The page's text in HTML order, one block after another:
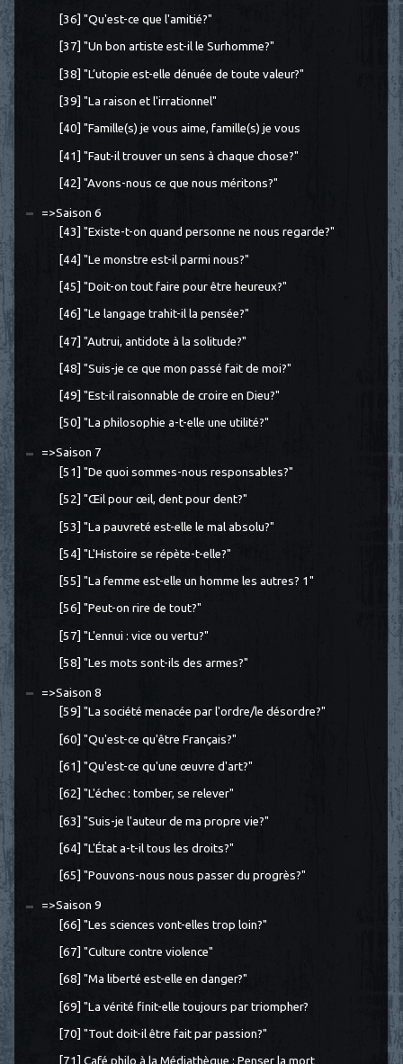
[36] "Qu'est-ce que l'amitié?"
[37] "Un bon artiste est-il le Surhomme?"
[38] "L’utopie est-elle dénuée de toute valeur?"
[39] "La raison et l'irrationnel"
[40] "Famille(s) je vous aime, famille(s) je vous
[41] "Faut-il trouver un sens à chaque chose?"
[42] "Avons-nous ce que nous méritons?"
=>Saison 6
[43] "Existe-t-on quand personne ne nous regarde?"
[44] "Le monstre est-il parmi nous?"
[45] "Doit-on tout faire pour être heureux?"
[46] "Le langage trahit-il la pensée?"
[47] "Autrui, antidote à la solitude?"
[48] "Suis-je ce que mon passé fait de moi?"
[49] "Est-il raisonnable de croire en Dieu?"
[50] "La philosophie a-t-elle une utilité?"
=>Saison 7
[51] "De quoi sommes-nous responsables?"
[52] "Œil pour œil, dent pour dent?"
[53] "La pauvreté est-elle le mal absolu?"
[54] "L'Histoire se répète-t-elle?"
[55] "La femme est-elle un homme les autres? 1"
[56] "Peut-on rire de tout?"
[57] "L'ennui : vice ou vertu?"
[58] "Les mots sont-ils des armes?"
=>Saison 8
[59] "La société menacée par l'ordre/le désordre?"
[60] "Qu'est-ce qu'être Français?"
[61] "Qu'est-ce qu'une œuvre d'art?"
[62] "L'échec : tomber, se relever"
[63] "Suis-je l'auteur de ma propre vie?"
[64] "L'État a-t-il tous les droits?"
[65] "Pouvons-nous nous passer du progrès?"
=>Saison 9
[66] "Les sciences vont-elles trop loin?"
[67] "Culture contre violence"
[68] "Ma liberté est-elle en danger?"
[69] "La vérité finit-elle toujours par triompher?
[70] "Tout doit-il être fait par passion?"
[71] Café philo à la Médiathèque : Penser la mort